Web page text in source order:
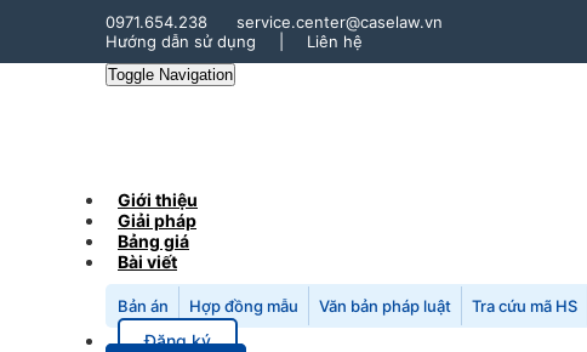
0971.654.238
service.center@caselaw.vn
Hướng dẫn sử dụng
Liên hệ
Toggle Navigation
Giới thiệu
Giải pháp
Bảng giá
Bài viết
Bản án Hợp đồng mẫu Văn bản pháp luật Tra cứu mã HS
Đăng ký